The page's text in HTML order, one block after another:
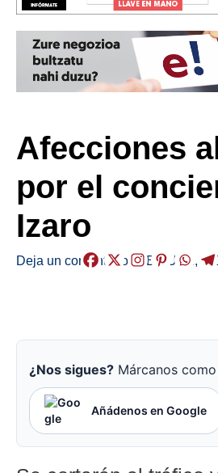
Afecciones
por el
Izaro
Deja un comentario /ABISUAK ,
¿Nos sigues? Márcanos
Añádenos en Google